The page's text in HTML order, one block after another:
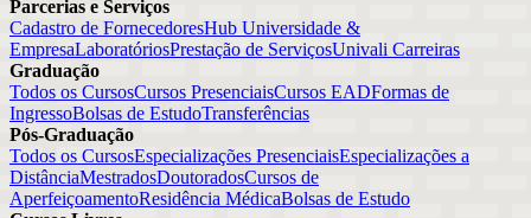
Parcerias e Serviços
Cadastro de FornecedoresHub Universidade &
EmpresaLaboratóriosPrestação de ServiçosUnivali Carreiras
Graduação
Todos os CursosCursos PresenciaisCursos EADFormas de
IngressoBolsas de EstudoTransferências
Pós-Graduação
Todos os CursosEspecializações PresenciaisEspecializações a
DistânciaMestradosDoutoradosCursos de
AperfeiçoamentoResidência MédicaBolsas de Estudo